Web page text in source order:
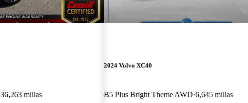
36,263 millas
2024 Volvo XC40
B5 Plus Bright Theme AWD 6,645 millas